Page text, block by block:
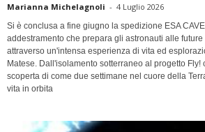
Marianna Michelagnoli - 4 Luglio 2026
Si è conclusa a fine giugno la spedizione ESA
addestramento che prepara gli astronauti alle
attraverso un'intensa esperienza di vita ed
Matese. Dall'isolamento sotterraneo al progetto Fly!
scoperta di come due settimane nel cuore della
vita in orbita